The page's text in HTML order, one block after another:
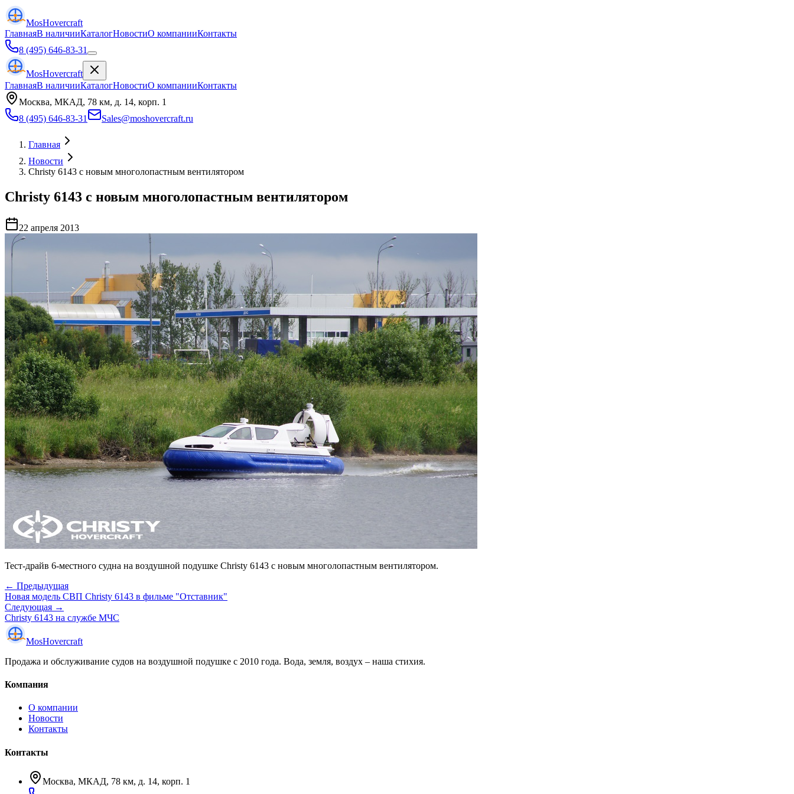
MosHovercraft
ГлавнаяВ наличииКаталогНовостиО компанииКонтакты
8 (495) 646-83-31
MosHovercraft
ГлавнаяВ наличииКаталогНовостиО компанииКонтакты
Москва, МКАД, 78 км, д. 14, корп. 1
8 (495) 646-83-31
Sales@moshovercraft.ru
Главная
Новости
Christy 6143 с новым многолопастным вентилятором
Christy 6143 с новым многолопастным вентилятором
22 апреля 2013
Тест-драйв 6-местного судна на воздушной подушке Christy 6143 с новым многолопастным вентилятором.
← Предыдущая
Новая модель СВП Christy 6143 в фильме "Отставник"
Следующая →
Christy 6143 на службе МЧС
MosHovercraft
Продажа и обслуживание судов на воздушной подушке с 2010 года. Вода, земля, воздух – наша стихия.
Компания
О компании
Новости
Контакты
Контакты
Москва, МКАД, 78 км, д. 14, корп. 1